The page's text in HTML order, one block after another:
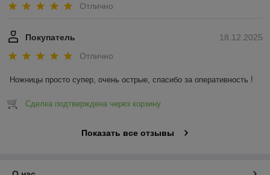
Отлично
18.12.2025
Покупатель
Отлично
Ножницы просто супер, очень острые, спасибо за оперативность !
Сделка подтверждена через корзину
Показать все отзывы